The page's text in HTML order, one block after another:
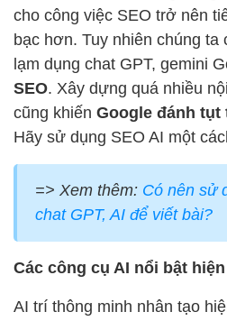
cho công việc SEO trở nên
bạc hơn. Tuy nhiên chúng ta
lạm dụng chat GPT, gemini
SEO. Xây dựng quá nhiều
cũng khiến Google đánh tụt
Hãy sử dụng SEO AI một
=> Xem thêm: Có nên sử
chat GPT, AI để viết bài?
Các công cụ AI nổi bật
AI trí thông minh nhân tạo